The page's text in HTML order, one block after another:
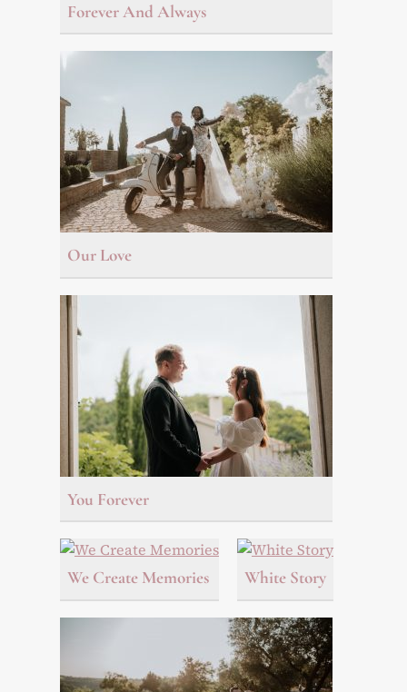
Forever And Always
Our Love
You Forever
We Create Memories White Story